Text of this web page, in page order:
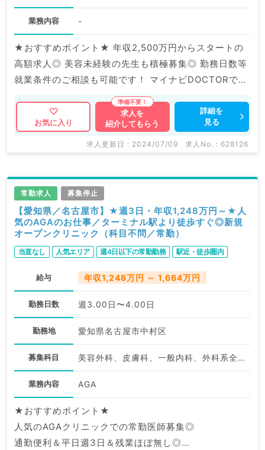
業務内容 -
★おすすめポイント★ 年収2,500万円からスタートの
高額求人◎ 美容未経験の先生も積極募集◎ 勤務日数等
就業条件のご相談も可能です！ マイナビDOCTORでは
病院やクリニックなどの医療機関求人はもちろんのこ
と、 産業医等の企業系求人も多数扱っています。 求人
内容の詳細等はお気軽にお問合せ下さい。
お気に入り
求人を
紹介してもらう
詳細を
見る
求人更新日 : 2024/07/09 求人No. : 628126
常勤求人 募集停止
【愛知県／名古屋市】★週3日・年収1,248万円～★人
気のAGAのお仕事／ターミナル駅より徒歩すぐ◎新規
オープンクリニック（科目不問／常勤）
当直なし 人気エリア 週4日以下の常勤勤務 駅近・徒歩圏内
給与 年収1,248万円 ～ 1,664万円
勤務日数 週3.00日〜4.00日
勤務地 愛知県名古屋市中村区
募集科目 美容外科、皮膚科、一般内科、外科系全般、一般外科、美容皮膚科、科目不問
業務内容 AGA
★おすすめポイント★
人気のAGAクリニックでの常勤医師募集◎
通勤便利＆平日週3日＆残業ほぼ無し◎